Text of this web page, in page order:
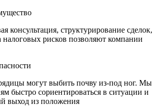
консультация, структурирование сделок,
налоговых рисков позволяют компании
могут выбить почву из-под ног. Мы
быстро сориентироваться в ситуации и
выход из положения